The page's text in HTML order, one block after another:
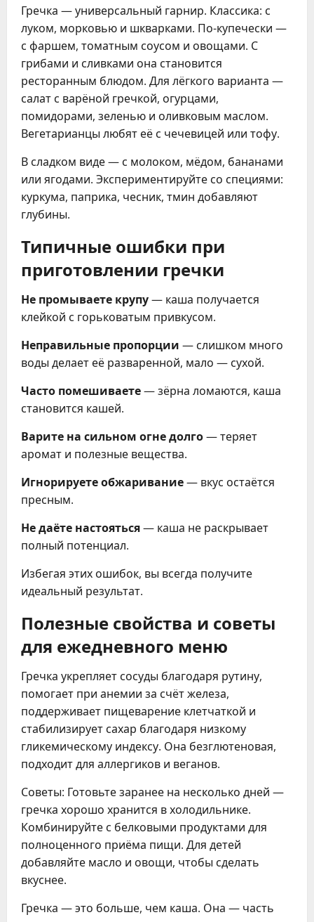
Гречка — универсальный гарнир. Классика: с
луком, морковью и шкварками. По-купечески —
с фаршем, томатным соусом и овощами. С
грибами и сливками она становится
ресторанным блюдом. Для лёгкого варианта —
салат с варёной гречкой, огурцами,
помидорами, зеленью и оливковым маслом.
Вегетарианцы любят её с чечевицей или тофу.
В сладком виде — с молоком, мёдом, бананами
или ягодами. Экспериментируйте со специями:
куркума, паприка, чесник, тмин добавляют
глубины.
Типичные ошибки при
приготовлении гречки
Не промываете крупу— каша получается
клейкой с горьковатым привкусом.
Неправильные пропорции — слишком много
воды делает её разваренной, мало — сухой.
Часто помешиваете— зёрна ломаются, каша
становится кашей.
Варите на сильном огне долго— теряет
аромат и полезные вещества.
Игнорируете обжаривание— вкус остаётся
пресным.
Не даёте настояться— каша не раскрывает
полный потенциал.
Избегая этих ошибок, вы всегда получите
идеальный результат.
Полезные свойства и советы
для ежедневного меню
Гречка укрепляет сосуды благодаря рутину,
помогает при анемии за счёт железа,
поддерживает пищеварение клетчаткой и
стабилизирует сахар благодаря низкому
гликемическому индексу. Она безглютеновая,
подходит для аллергиков и веганов.
Советы: Готовьте заранее на несколько дней —
гречка хорошо хранится в холодильнике.
Комбинируйте с белковыми продуктами для
полноценного приёма пищи. Для детей
добавляйте масло и овощи, чтобы сделать
вкуснее.
Гречка — это больше, чем каша. Она — часть